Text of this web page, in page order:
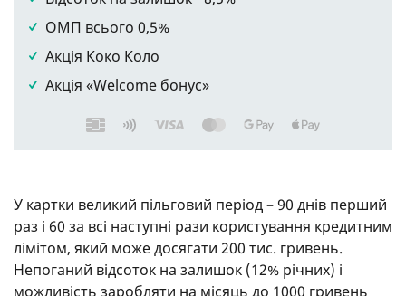
ОМП всього 0,5%
Акція Коко Коло
Акція «Welcome бонус»
У картки великий пільговий період – 90 днів перший
раз і 60 за всі наступні рази користування кредитним
лімітом, який може досягати 200 тис. гривень.
Непоганий відсоток на залишок (12% річних) і
можливість заробляти на місяць до 1000 гривень